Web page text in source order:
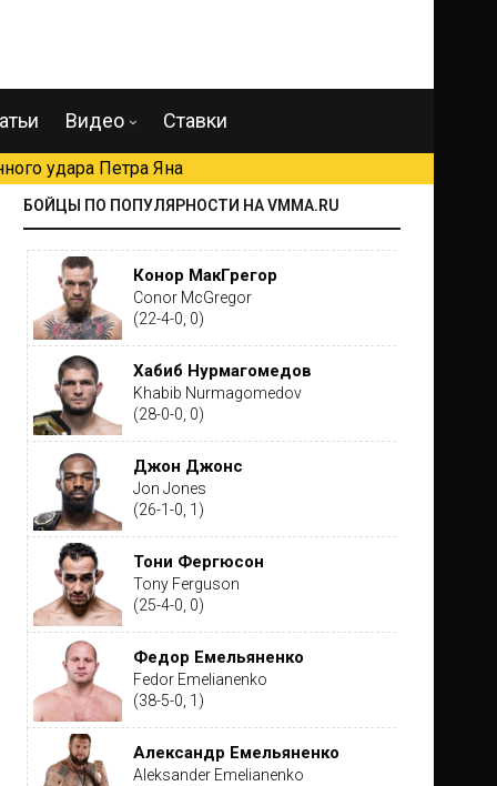
Видео Ставки
удара Петра Яна
БОЙЦЫ ПО ПОПУЛЯРНОСТИ НА VMMA.RU
Конор МакГрегор
Conor McGregor
(22-4-0, 0)
Хабиб Нурмагомедов
Khabib Nurmagomedov
(28-0-0, 0)
Джон Джонс
Jon Jones
(26-1-0, 1)
Тони Фергюсон
Tony Ferguson
(25-4-0, 0)
Федор Емельяненко
Fedor Emelianenko
(38-5-0, 1)
Александр Емельяненко
Aleksander Emelianenko